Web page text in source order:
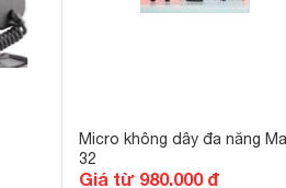
Micro không dây đa năng
32
Giá từ 980.000 đ